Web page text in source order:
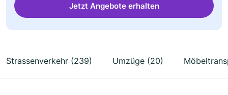
Jetzt Angebote erhalten
Strassenverkehr (239) Umzüge (20)